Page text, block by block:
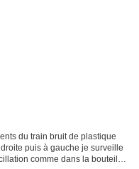
du train bruit de plastique
puis à gauche je surveille
comme dans la bouteille